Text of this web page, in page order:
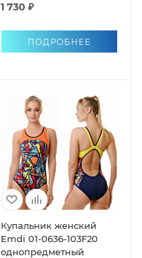
1 730 ₽
ПОДРОБНЕЕ
Купальник женский
Emdi 01-0636-103F20
однопредметный